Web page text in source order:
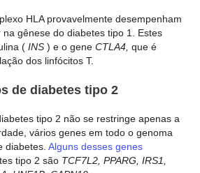
HLA provavelmente desempenham
gênese do diabetes tipo 1. Estes
( INS ) e o gene CTLA4, que é
dos linfócitos T.
de diabetes tipo 2
tipo 2 não se restringe apenas a
vários genes em todo o genoma
diabetes. Alguns desses genes
tipo 2 são TCF7L2, PPARG, IRS1,